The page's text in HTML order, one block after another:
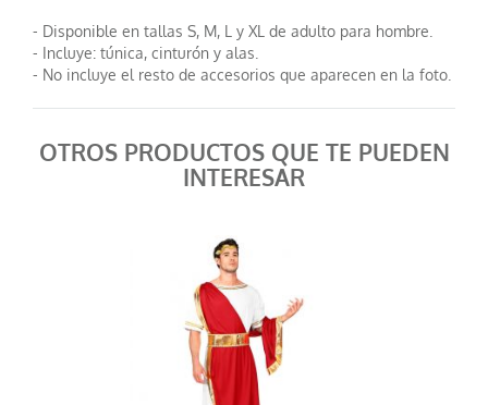
- Disponible en tallas S, M, L y XL de adulto para hombre.
- Incluye: túnica, cinturón y alas.
- No incluye el resto de accesorios que aparecen en la foto.
OTROS PRODUCTOS QUE TE PUEDEN
INTERESAR